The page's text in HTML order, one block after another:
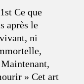
Ce que
après le
ni
» Cet art